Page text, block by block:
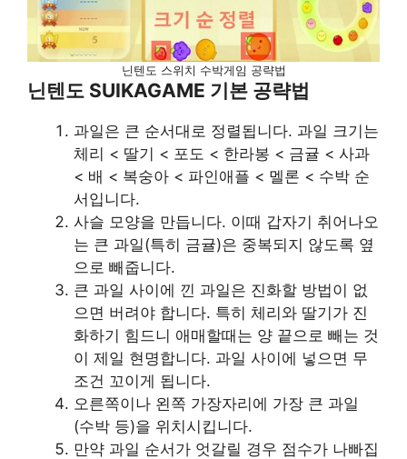
닌텐도 스위치 수박게임 공략법
닌텐도 SUIKAGAME 기본 공략법
과일은 큰 순서대로 정렬됩니다. 과일 크기는
체리 < 딸기 < 포도 < 한라봉 < 금귤 < 사과
< 배 < 복숭아 < 파인애플 < 멜론 < 수박 순
서입니다.
사슬 모양을 만듭니다. 이때 갑자기 취어나오
는 큰 과일(특히 금귤)은 중복되지 않도록 옆
으로 빼줍니다.
큰 과일 사이에 낀 과일은 진화할 방법이 없
으면 버려야 합니다. 특히 체리와 딸기가 진
화하기 힘드니 애매할때는 양 끝으로 빼는 것
이 제일 현명합니다. 과일 사이에 넣으면 무
조건 꼬이게 됩니다.
오른쪽이나 왼쪽 가장자리에 가장 큰 과일
(수박 등)을 위치시킵니다.
만약 과일 순서가 엇갈릴 경우 점수가 나빠집